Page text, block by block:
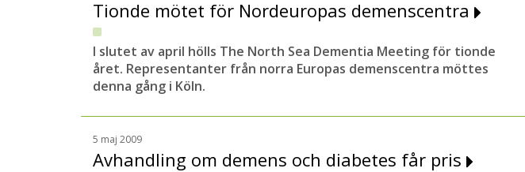
Tionde mötet för Nordeuropas demenscentra
I slutet av april hölls The North Sea Dementia Meeting för tionde
året. Representanter från norra Europas demenscentra möttes
denna gång i Köln.
5 maj 2009
Avhandling om demens och diabetes får pris